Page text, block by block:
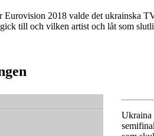
Eurovision 2018 valde det ukrainska
till och vilken artist och låt som
Ukraina